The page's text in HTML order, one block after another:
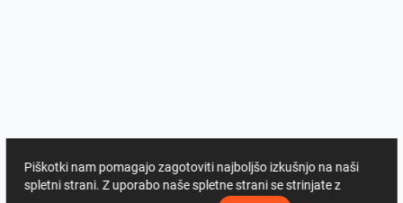
Piškotki nam pomagajo zagotoviti najboljšo izkušnjo na naši
spletni strani. Z uporabo naše spletne strani se strinjate z